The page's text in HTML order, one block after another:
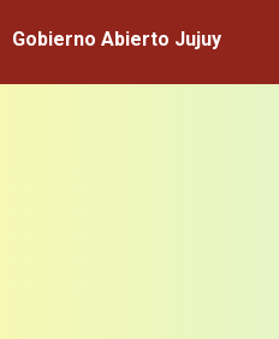
Gobierno Abierto Jujuy